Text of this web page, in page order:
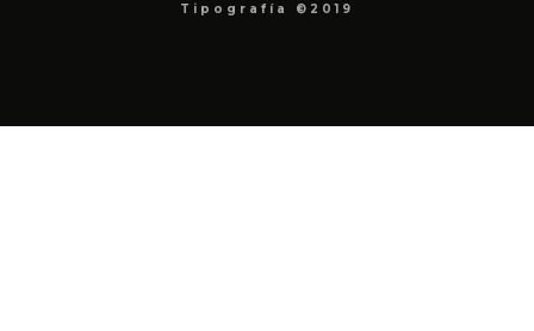
Tipografía ©2019